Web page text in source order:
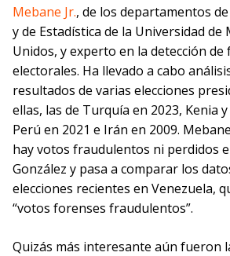
Mebane Jr., de los departamentos
y de Estadística de la Universidad de
Unidos, y experto en la detección de
electorales. Ha llevado a cabo
resultados de varias elecciones
ellas, las de Turquía en 2023, Kenia
Perú en 2021 e Irán en 2009.
hay votos fraudulentos ni perdidos
González y pasa a comparar los
elecciones recientes en Venezuela,
“votos forenses fraudulentos”.
Quizás más interesante aún fueron